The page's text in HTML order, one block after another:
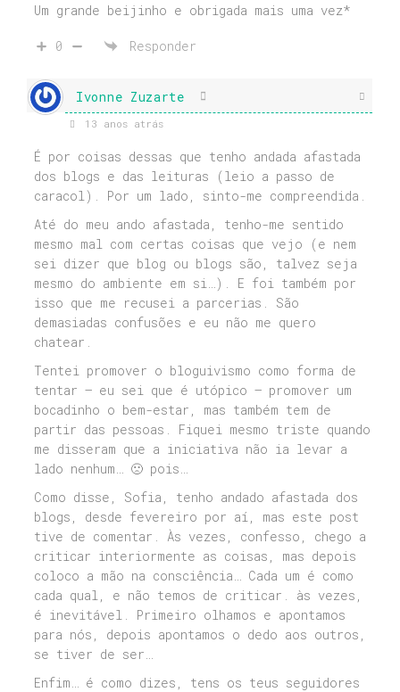
Um grande beijinho e obrigada mais uma vez*
0 Responder
Ivonne Zuzarte
13 anos atrás
É por coisas dessas que tenho andada afastada
dos blogs e das leituras (leio a passo de
caracol). Por um lado, sinto-me compreendida.
Até do meu ando afastada, tenho-me sentido
mesmo mal com certas coisas que vejo (e nem
sei dizer que blog ou blogs são, talvez seja
mesmo do ambiente em si…). E foi também por
isso que me recusei a parcerias. São
demasiadas confusões e eu não me quero
chatear.
Tentei promover o bloguivismo como forma de
tentar – eu sei que é utópico – promover um
bocadinho o bem-estar, mas também tem de
partir das pessoas. Fiquei mesmo triste quando
me disseram que a iniciativa não ia levar a
lado nenhum… 🙁 pois…
Como disse, Sofia, tenho andado afastada dos
blogs, desde fevereiro por aí, mas este post
tive de comentar. Às vezes, confesso, chego a
criticar interiormente as coisas, mas depois
coloco a mão na consciência… Cada um é como
cada qual, e não temos de criticar. às vezes,
é inevitável. Primeiro olhamos e apontamos
para nós, depois apontamos o dedo aos outros,
se tiver de ser…
Enfim… é como dizes, tens os teus seguidores